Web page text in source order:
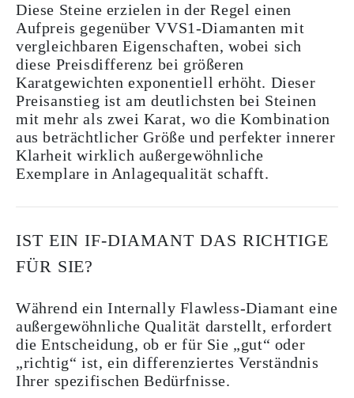
Diese Steine erzielen in der Regel einen
Aufpreis gegenüber VVS1-Diamanten mit
vergleichbaren Eigenschaften, wobei sich
diese Preisdifferenz bei größeren
Karatgewichten exponentiell erhöht. Dieser
Preisanstieg ist am deutlichsten bei Steinen
mit mehr als zwei Karat, wo die Kombination
aus beträchtlicher Größe und perfekter innerer
Klarheit wirklich außergewöhnliche
Exemplare in Anlagequalität schafft.
IST EIN IF-DIAMANT DAS RICHTIGE
FÜR SIE?
Während ein Internally Flawless-Diamant eine
außergewöhnliche Qualität darstellt, erfordert
die Entscheidung, ob er für Sie „gut“ oder
„richtig“ ist, ein differenziertes Verständnis
Ihrer spezifischen Bedürfnisse.